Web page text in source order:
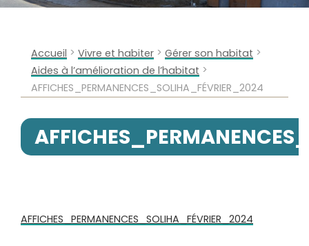
Accueil > Vivre et habiter > Gérer son habitat >
Aides à l’amélioration de l’habitat >
AFFICHES_PERMANENCES_SOLIHA_FÉVRIER_2024
AFFICHES_PERMANENCES_SOLIHA_FÉVRIER_2024